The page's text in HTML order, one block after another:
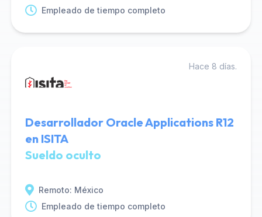
Empleado de tiempo completo
Hace 8 días.
Desarrollador Oracle Applications R12
en ISITA
Sueldo oculto
Remoto: México
Empleado de tiempo completo